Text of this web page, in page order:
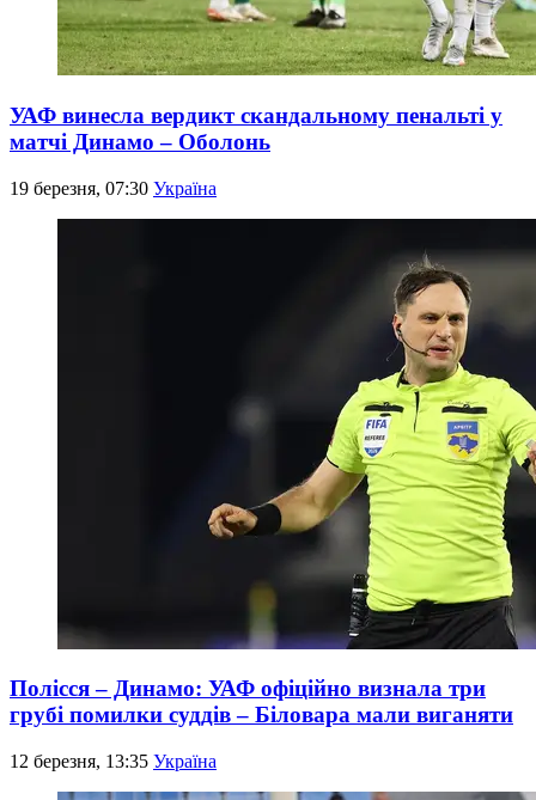
УАФ винесла вердикт скандальному пенальті у
матчі Динамо – Оболонь
19 березня, 07:30 Україна
Полісся – Динамо: УАФ офіційно визнала три
грубі помилки суддів – Біловара мали виганяти
12 березня, 13:35 Україна